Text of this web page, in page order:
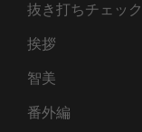
抜き打ちチェック
挨拶
智美
番外編